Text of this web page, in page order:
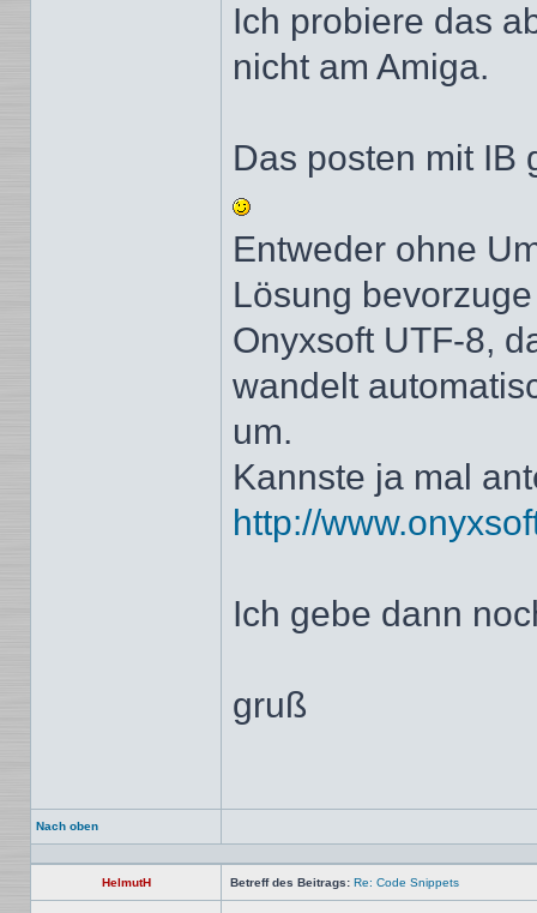
Ich probiere das
nicht am Amiga.
Das posten mit IB
Entweder ohne
Lösung
Onyxsoft UTF-8,
wandelt
um.
Kannste ja mal
http://
Ich gebe dann
gruß
Nach oben
HelmutH Betreff des Beitrags: Re: Code Snippets